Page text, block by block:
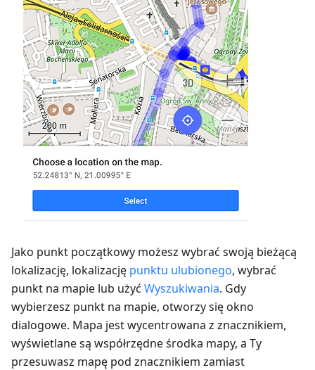
Jako punkt początkowy możesz wybrać swoją bieżącą
lokalizację, lokalizację punktu ulubionego, wybrać
punkt na mapie lub użyć Wyszukiwania. Gdy
wybierzesz punkt na mapie, otworzy się okno
dialogowe. Mapa jest wycentrowana z znacznikiem,
wyświetlane są współrzędne środka mapy, a Ty
przesuwasz mapę pod znacznikiem zamiast